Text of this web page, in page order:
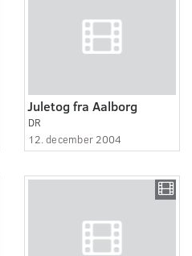
Juletog fra Aalborg
DR
12. december 2004